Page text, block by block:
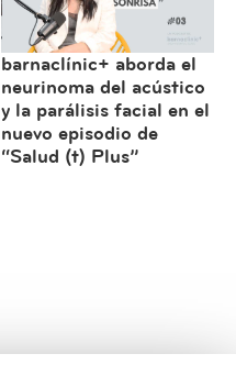
barnaclínic+ aborda el
neurinoma del acústico
y la parálisis facial en el
nuevo episodio de
“Salud (t) Plus”